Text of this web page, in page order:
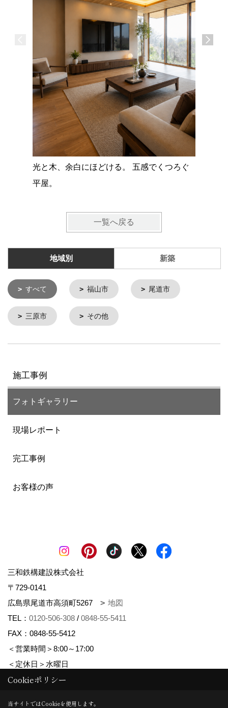
光と木、余白にほどける。 五感でくつろぐ
平屋。
一覧へ戻る
地域別 新築
すべて 福山市 尾道市
三原市 その他
施工事例
フォトギャラリー
現場レポート
完工事例
お客様の声
三和鉄構建設株式会社
〒729-0141
広島県尾道市高須町5267
地図
TEL： 0120-506-308 / 0848-55-5411
FAX：0848-55-5412
＜営業時間＞8:00～17:00
＜定休日＞水曜日
Copyright (c) さんわの家. All Rights Reserved.
Cookieポリシー
当サイトではCookieを使用します。